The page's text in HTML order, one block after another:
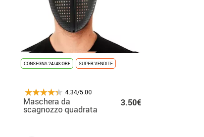
CONSEGNA 24/48 ORE SUPER VENDITE
4.34/5.00
Maschera da
scagnozzo quadrata
da The Game
3.50€